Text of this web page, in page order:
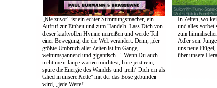
„Nie zuvor“ ist ein echter Stimmungsmacher, ein
Aufruf zur Einheit und zum Handeln. Lass Dich von
dieser kraftvollen Hymne mitreißen und werde Teil
einer Bewegung, die die Welt verändert. Denn, „der
größte Umbruch aller Zeiten ist im Gange,
weltumspannend und gigantisch..." Wenn Du auch
nicht mehr lange warten möchtest, höre jetzt rein,
spüre die Energie des Wandels und „reih‘ Dich ein als
Glied in unsere Kette" mit der das Böse gebunden
wird, „jede Wette!"
In Zeiten, wo
und alles vorbei
zum
Adler sein
uns neue
über unsere